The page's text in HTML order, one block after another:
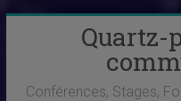
Quartz-
Conférences, Stages,